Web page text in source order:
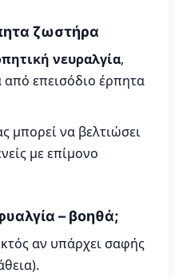
ζωστήρα
νευραλγία,
επεισόδιο έρπητα
μπορεί να βελτιώσει
με επίμονο
– βοηθά;
αν υπάρχει σαφής